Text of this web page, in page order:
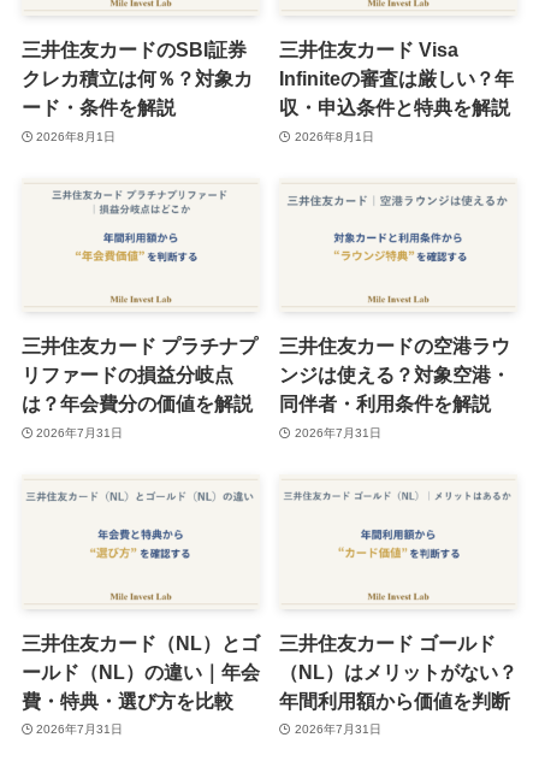
三井住友カードのSBI証券
クレカ積立は何％？対象カ
ード・条件を解説
2026年8月1日
三井住友カード Visa
Infiniteの審査は厳しい？年
収・申込条件と特典を解説
2026年8月1日
三井住友カード プラチナプ
リファードの損益分岐点
は？年会費分の価値を解説
2026年7月31日
三井住友カードの空港ラウ
ンジは使える？対象空港・
同伴者・利用条件を解説
2026年7月31日
三井住友カード（NL）とゴ
ールド（NL）の違い｜年会
費・特典・選び方を比較
2026年7月31日
三井住友カード ゴールド
（NL）はメリットがない？
年間利用額から価値を判断
2026年7月31日